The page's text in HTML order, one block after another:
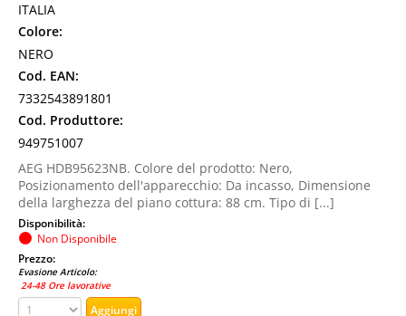
ITALIA
Colore:
NERO
Cod. EAN:
7332543891801
Cod. Produttore:
949751007
AEG HDB95623NB. Colore del prodotto: Nero,
Posizionamento dell'apparecchio: Da incasso, Dimensione
della larghezza del piano cottura: 88 cm. Tipo di [...]
Disponibilità:
Non Disponibile
Prezzo:
Evasione Articolo:
24-48 Ore lavorative